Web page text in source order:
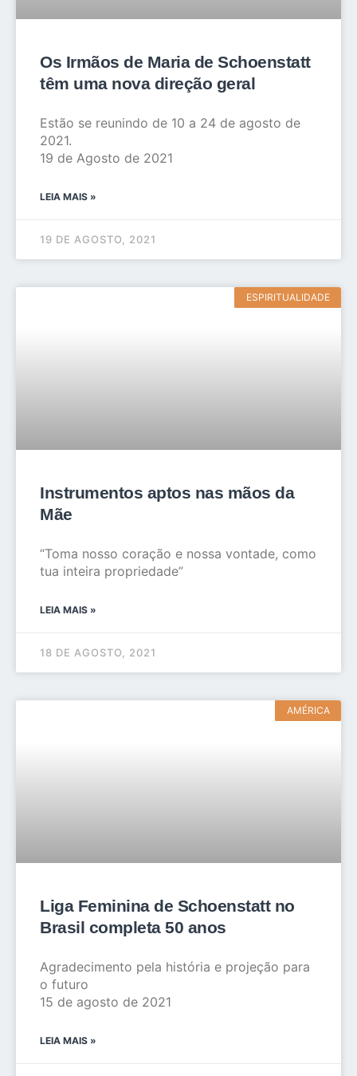
Os Irmãos de Maria de Schoenstatt
têm uma nova direção geral
Estão se reunindo de 10 a 24 de agosto de
2021.
19 de Agosto de 2021
LEIA MAIS »
19 DE AGOSTO, 2021
ESPIRITUALIDADE
Instrumentos aptos nas mãos da
Mãe
“Toma nosso coração e nossa vontade, como
tua inteira propriedade”
LEIA MAIS »
18 DE AGOSTO, 2021
AMÉRICA
Liga Feminina de Schoenstatt no
Brasil completa 50 anos
Agradecimento pela história e projeção para
o futuro
15 de agosto de 2021
LEIA MAIS »